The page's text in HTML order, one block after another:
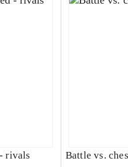
rivals
Battle vs.